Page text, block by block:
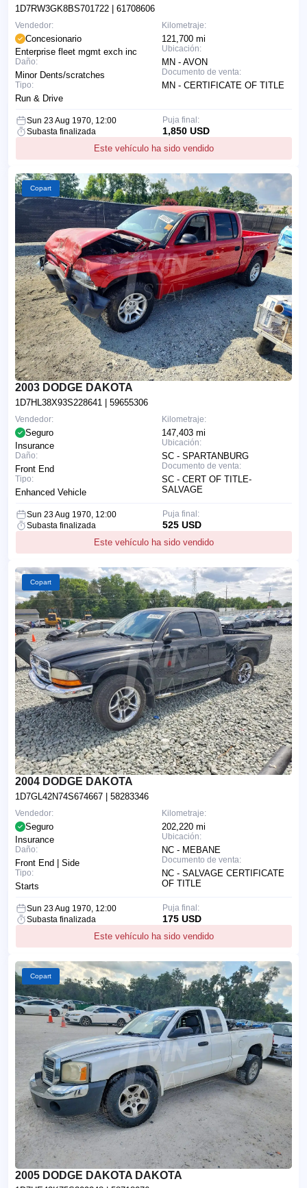
1D7RW3GK8BS701722 | 61708606
Kilometraje:
121,700 mi
Ubicación:
MN - AVON
Documento de venta:
MN - CERTIFICATE OF TITLE
Vendedor:
Concesionario
Enterprise fleet mgmt exch inc
Daño:
Minor Dents/scratches
Tipo:
Run & Drive
Sun 23 Aug 1970, 12:00
Subasta finalizada
Este vehículo ha sido vendido
Puja final:
1,850 USD
Copart
2003 DODGE DAKOTA
1D7HL38X93S228641 | 59655306
Kilometraje:
147,403 mi
Ubicación:
SC - SPARTANBURG
Documento de venta:
SC - CERT OF TITLE-
SALVAGE
Vendedor:
Seguro
Insurance
Daño:
Front End
Tipo:
Enhanced Vehicle
Sun 23 Aug 1970, 12:00
Subasta finalizada
Este vehículo ha sido vendido
Puja final:
525 USD
Copart
2004 DODGE DAKOTA
1D7GL42N74S674667 | 58283346
Kilometraje:
202,220 mi
Ubicación:
NC - MEBANE
Documento de venta:
NC - SALVAGE CERTIFICATE
OF TITLE
Vendedor:
Seguro
Insurance
Daño:
Front End | Side
Tipo:
Starts
Sun 23 Aug 1970, 12:00
Subasta finalizada
Este vehículo ha sido vendido
Puja final:
175 USD
Copart
2005 DODGE DAKOTA DAKOTA